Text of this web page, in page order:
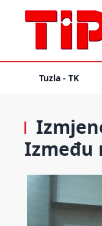
Tuzla - TK
Između